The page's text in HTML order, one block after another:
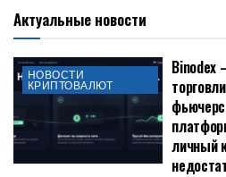
Актуальные новости
НОВОСТИ
КРИПТОВАЛЮТ
личный